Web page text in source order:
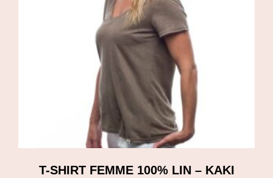
T-SHIRT FEMME 100% LIN – KAKI